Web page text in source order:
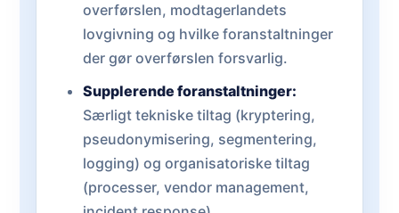
overførslen, modtagerlandets
lovgivning og hvilke foranstaltninger
der gør overførslen forsvarlig.
Supplerende foranstaltninger:
Særligt tekniske tiltag (kryptering,
pseudonymisering, segmentering,
logging) og organisatoriske tiltag
(processer, vendor management,